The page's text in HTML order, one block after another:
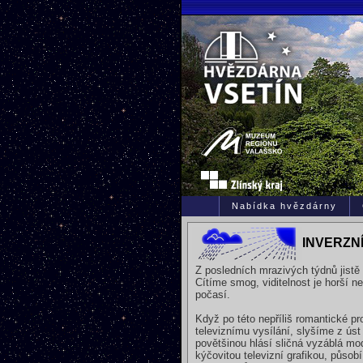
Nabídka hvězdárny
Z posledních mrazivých týdnů
Cítíme smog, viditelnost je horší
počasí.
Když po této nepříliš romantické
televiznímu vysílání, slyšíme z
povětšinou hlásí sličná vyzáblá
kýčovitou televizní grafikou,